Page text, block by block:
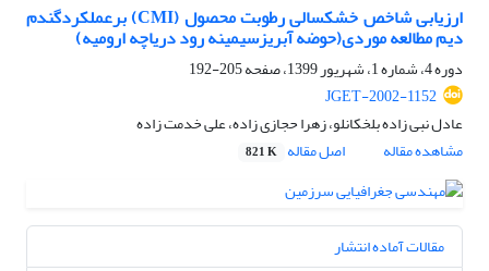
ارزیابی شاخص خشکسالی رطوبت محصول (CMI) برعملکردگندم
دیم مطالعه موردی(حوضه آبریزسیمینه رود دریاچه ارومیه)
دوره 4، شماره 1، شهریور 1399، صفحه
205-192
JGET-2002-1152
عادل نبی زاده بلخکانلو، زهرا حجازی زاده، علی خدمت زاده
مشاهده مقاله
اصل مقاله 821 K
مقالات آماده انتشار